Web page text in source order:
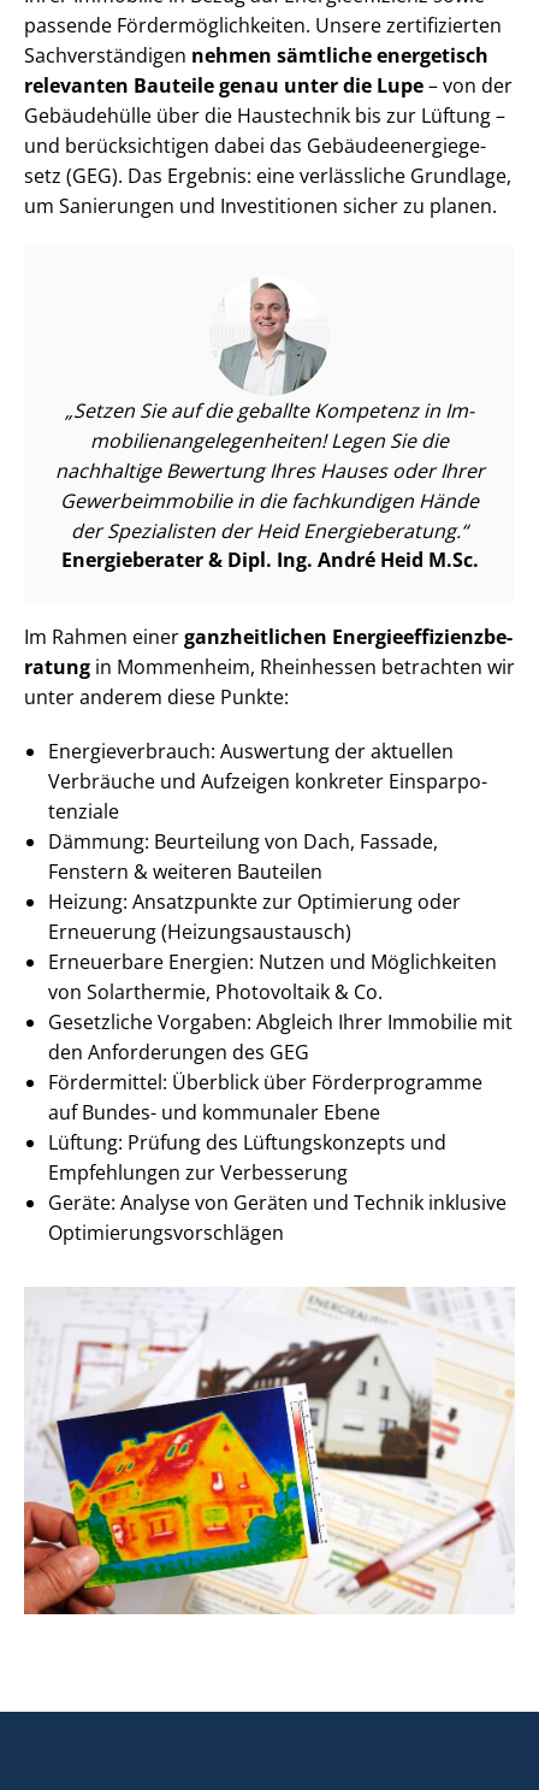
passende För­der­mög­lich­kei­ten. Unsere zertifizierten
Sach­ver­stän­di­gen nehmen sämtliche energetisch
relevanten Bauteile genau unter die Lupe– von der
Gebäudehülle über die Haustechnik bis zur Lüftung –
und berücksichtigen dabei das Ge­bäu­de­en­er­gie­ge­
setz (GEG). Das Ergebnis: eine verlässliche Grundlage,
um Sanierungen und Investitionen sicher zu planen.
Setzen Sie auf die geballte Kompetenz in Im­
mo­bi­li­en­an­ge­le­gen­hei­ten! Legen Sie die
nachhaltige Bewertung Ihres Hauses oder Ihrer
Ge­wer­be­im­mo­bi­lie in die fachkundigen Hände
der Spezialisten der Heid Energieberatung.
Energieberater & Dipl. Ing. André Heid M.Sc.
Im Rahmen einerganzheitlichen En­er­gie­ef­fi­zi­enz­be­
ra­tung in Mommenheim, Rheinhessen betrachten wir
unter anderem diese Punkte:
En­er­gie­ver­brauch: Auswertung der aktuellen
Verbräuche und Aufzeigen konkreter Ein­spar­po­
ten­zia­le
Dämmung: Beurteilung von Dach, Fassade,
Fenstern & weiteren Bauteilen
Heizung: Ansatzpunkte zur Optimierung oder
Erneuerung (Hei­zungs­aus­tausch)
Erneuerbare Energien: Nutzen und Möglichkeiten
von Solarthermie, Photovoltaik & Co.
Gesetzliche Vorgaben: Abgleich Ihrer Immobilie mit
den Anforderungen des GEG
Fördermittel: Überblick über Förderprogramme
auf Bundes- und kommunaler Ebene
Lüftung: Prüfung des Lüf­tungs­kon­zepts und
Empfehlungen zur Verbesserung
Geräte: Analyse von Geräten und Technik inklusive
Op­ti­mie­rungs­vor­schlä­gen